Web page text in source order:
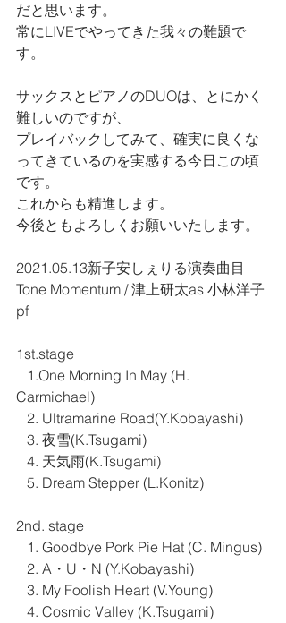
だと思います。
常にLIVEでやってきた我々の難題で
す。
サックスとピアノのDUOは、とにかく
難しいのですが、
プレイバックしてみて、確実に良くな
ってきているのを実感する今日この頃
です。
これからも精進します。
今後ともよろしくお願いいたします。
2021.05.13新子安しぇりる演奏曲目
Tone Momentum / 津上研太as 小林洋子
pf
1st.stage
Carmichael)
   2. Ultramarine Road(Y.Kobayashi)
   3. 夜雪(K.Tsugami)
   4. 天気雨(K.Tsugami)
   5. Dream Stepper (L.Konitz)
2nd. stage
   1. Goodbye Pork Pie Hat (C. Mingus)
   2. A・U・N (Y.Kobayashi)
   3. My Foolish Heart (V.Young)
   4. Cosmic Valley (K.Tsugami)